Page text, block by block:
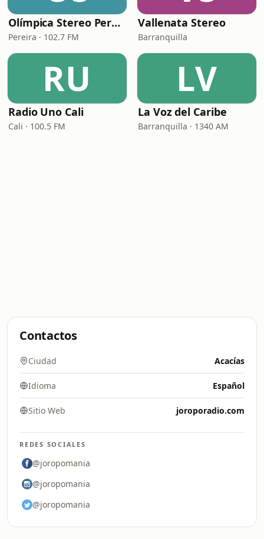
Olímpica Stereo Pereira
Pereira · 102.7 FM
Vallenata Stereo
Barranquilla
RU
Radio Uno Cali
Cali · 100.5 FM
LV
La Voz del Caribe
Barranquilla · 1340 AM
Contactos
Ciudad Acacías
Idioma Español
Sitio Web joroporadio.com
REDES SOCIALES
@joropomania
@joropomania
@joropomania